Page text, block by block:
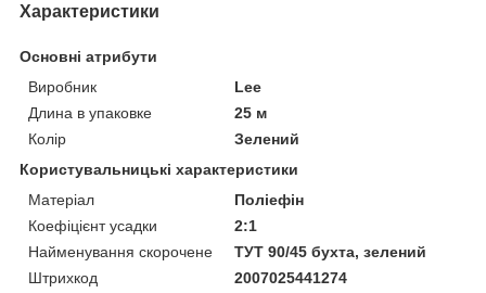
Характеристики
Основні атрибути
Виробник
Lee
Длина в упаковке
25 м
Колір
Зелений
Користувальницькі характеристики
Матеріал
Поліефін
Коефіцієнт усадки
2:1
Найменування скорочене
ТУТ 90/45 бухта, зелений
Штрихкод
2007025441274